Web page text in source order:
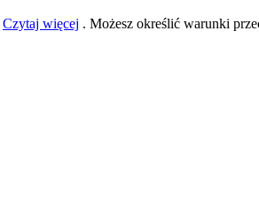
Czytaj więcej . Możesz określić warunki